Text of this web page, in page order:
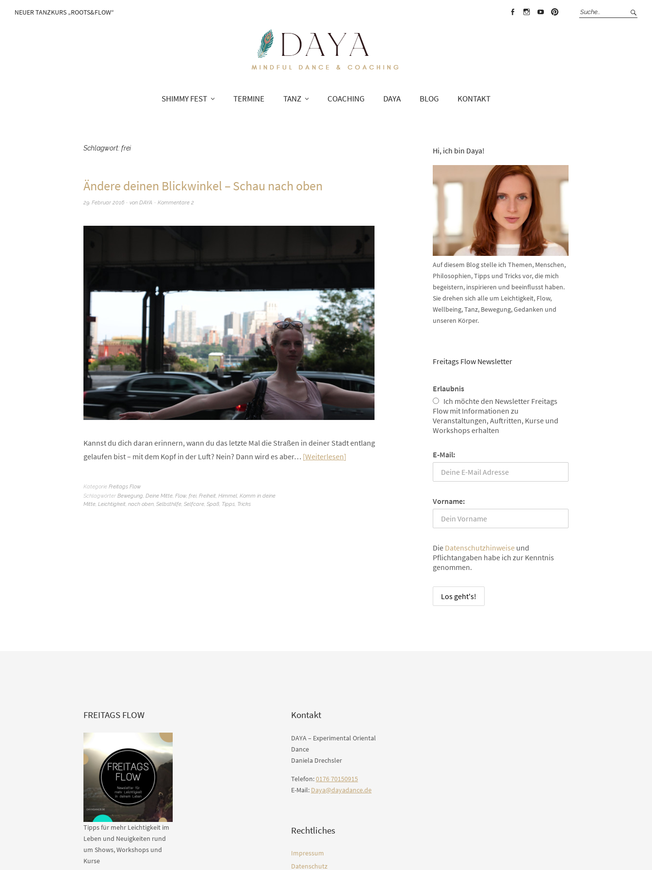
NEUER TANZKURS „ROOTS&FLOW“
SHIMMY FEST TERMINE TANZ COACHING DAYA BLOG KONTAKT
Schlagwort:frei
Ändere deinen Blickwinkel – Schau nach oben
29. Februar 2016 von DAYA Kommentare 2
Kannst du dich daran erinnern, wann du das letzte Mal die Straßen in deiner Stadt entlang
gelaufen bist – mit dem Kopf in der Luft? Nein? Dann wird es aber… Weiterlesen
Kategorie Freitags Flow
Schlagwörter Bewegung, Deine Mitte, Flow, frei, Freiheit, Himmel, Komm in deine
Mitte, Leichtigkeit, nach oben, Selbsthilfe, Selfcare, Spaß, Tipps, Tricks
Hi, ich bin Daya!
Auf diesem Blog stelle ich Themen, Menschen,
Philosophien, Tipps und Tricks vor, die mich
begeistern, inspirieren und beeinflusst haben.
Sie drehen sich alle um Leichtigkeit, Flow,
Wellbeing, Tanz, Bewegung, Gedanken und
unseren Körper.
Freitags Flow Newsletter
Erlaubnis
Ich möchte den Newsletter Freitags
Flow mit Informationen zu
Veranstaltungen, Auftritten, Kurse und
Workshops erhalten
E-Mail:
Vorname:
Die Datenschutzhinweise und
Pflichtangaben habe ich zur Kenntnis
genommen.
FREITAGS FLOW
Tipps für mehr Leichtigkeit im
Leben und Neuigkeiten rund
um Shows, Workshops und
Kurse
Kontakt
DAYA – Experimental Oriental
Dance
Daniela Drechsler
Telefon:0176 70150915
E-Mail: Daya@dayadance.de
Rechtliches
Impressum
Datenschutz